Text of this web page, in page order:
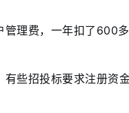
管理费，一年扣了600
有些招投标要求注册资